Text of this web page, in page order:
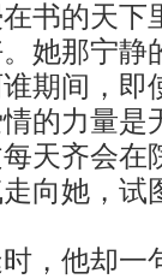
书的天下
她那宁静
期间，即
的力量是
天齐会在
向她，试
，他却一